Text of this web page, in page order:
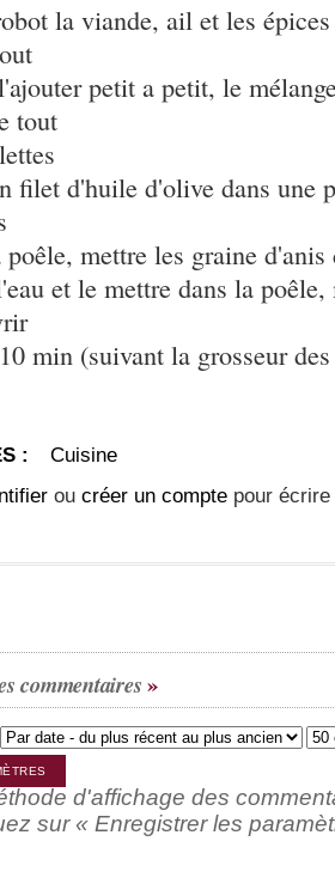
la viande, ail et les
petit a petit, le
tout
filet d'huile d'olive dans une
mettre les graine
et le mettre dans la poêle,
min (suivant la grosseur
:
Cuisine
ou créer un compte pour
commentaires
d'affichage des
sur « Enregistrer les